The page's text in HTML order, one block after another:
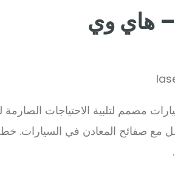
– هاي وي
مصمم لتلبية الاحتياجات
مع صفائح المعادن في السيارات. خط